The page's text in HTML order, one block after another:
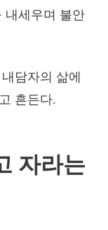
내세우며 불안
담자의 삶에
흔든다.
자라는